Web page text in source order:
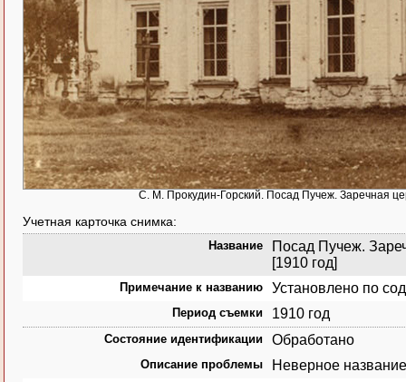
С. М. Прокудин-Горский. Посад Пучеж. Заречная
Учетная карточка снимка:
Название
Посад Пучеж.
[1910 год]
Примечание к названию Установлено по
Период съемки 1910 год
Состояние идентификации Обработано
Описание проблемы Неверное